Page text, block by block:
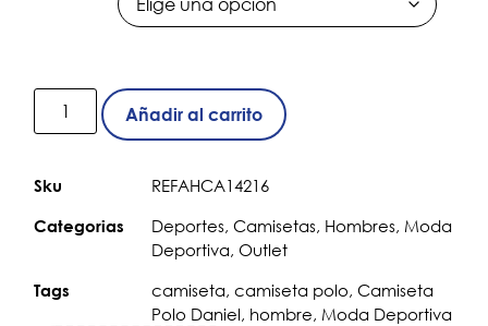
Añadir al carrito
Sku REFAHCA14216
Categorias Deportes,Camisetas, Hombres, Moda
Deportiva,Outlet
Tags camiseta,camiseta polo,Camiseta
Polo Daniel, hombre, Moda Deportiva